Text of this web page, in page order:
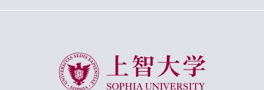
上智大学 Sophia University